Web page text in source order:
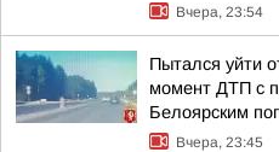
Вчера, 23:54
Пытался уйти
момент ДТП с
Белоярским
Вчера, 23:45